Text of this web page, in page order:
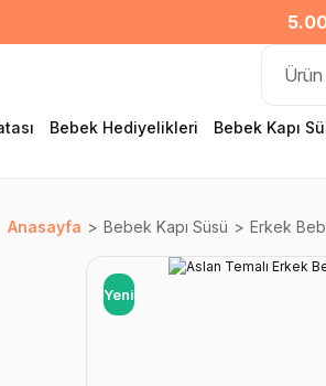
Bebek Hediyelikleri Bebek Kapı
Anasayfa Bebek Kapı Süsü Erkek
Yeni